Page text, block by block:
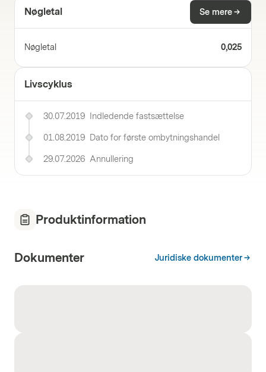
Nøgletal Se mere
Nøgletal 0,025
Livscyklus
30.07.2019 Indledende fastsættelse
01.08.2019 Dato for første ombytningshandel
29.07.2026 Annullering
Produktinformation
Dokumenter Juridiske dokumenter